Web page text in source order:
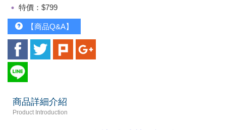
特價：$799
【商品Q&A】
商品詳細介紹
Product Introduction